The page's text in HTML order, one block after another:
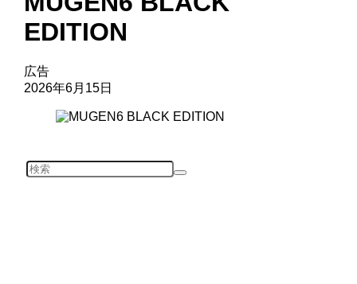
EDITION
広告
2026年6月15日